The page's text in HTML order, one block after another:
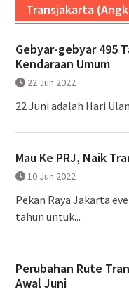
Transjakarta
Gebyar-gebyar 495
Kendaraan Umum
22 Jun 2022
22 Juni adalah Hari
Mau Ke PRJ, Naik
10 Jun 2022
Pekan Raya Jakarta
tahun untuk...
Perubahan Rute
Awal Juni